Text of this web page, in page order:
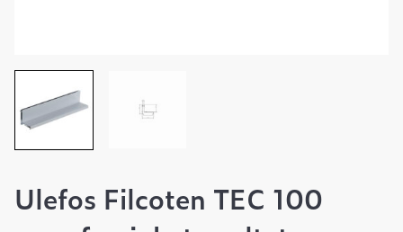
Ulefos Filcoten TEC 100